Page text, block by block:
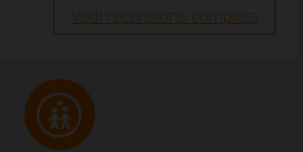
Vedi recensione completa